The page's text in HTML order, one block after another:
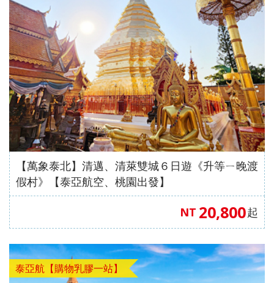
【萬象泰北】清邁、清萊雙城６日遊《升等ㄧ晚渡
假村》【泰亞航空、桃園出發】
NT 20,800起
泰亞航【購物乳膠一站】